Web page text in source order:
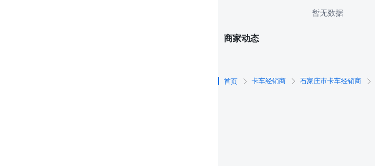
暂无数据
商家动态
首页 卡车经销商 石家庄市卡车经销商